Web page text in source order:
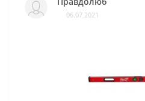
06.07.2021